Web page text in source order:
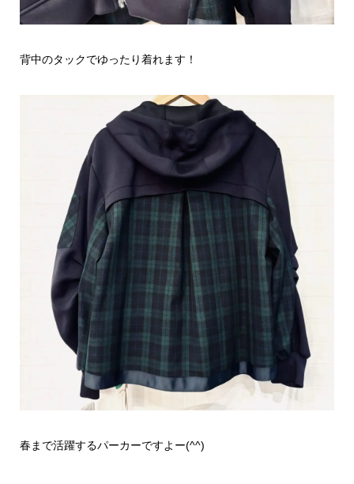
背中のタックでゆったり着れます！
春まで活躍するパーカーですよー(^^)